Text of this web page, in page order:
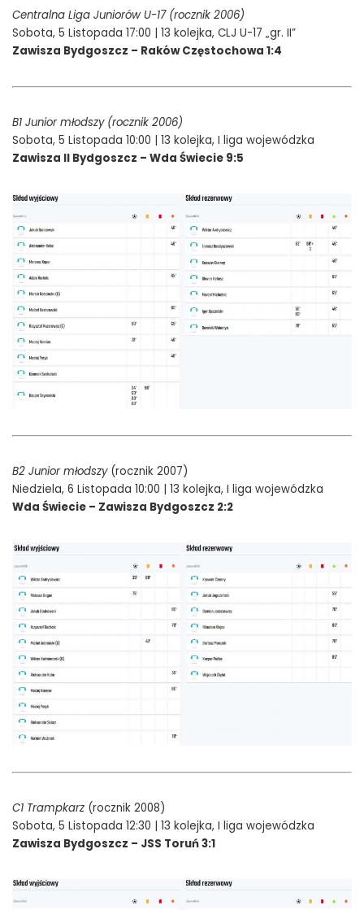
Centralna Liga Juniorów U-17 (rocznik 2006)
Sobota, 5 Listopada 17:00 | 13 kolejka, CLJ U-17 „gr. II”
Zawisza Bydgoszcz – Raków Częstochowa 1:4
B1 Junior młodszy (rocznik 2006)
Sobota, 5 Listopada 10:00 | 13 kolejka, I liga wojewódzka
Zawisza II Bydgoszcz – Wda Świecie 9:5
B2 Junior młodszy (rocznik 2007)
Niedziela, 6 Listopada 10:00 | 13 kolejka, I liga wojewódzka
Wda Świecie – Zawisza Bydgoszcz 2:2
C1 Trampkarz (rocznik 2008)
Sobota, 5 Listopada 12:30 | 13 kolejka, I liga wojewódzka
Zawisza Bydgoszcz – JSS Toruń 3:1